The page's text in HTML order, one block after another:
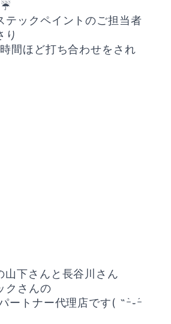
テックペイントのご担当者
り
間ほど打ち合わせをされ
下さんと長谷川さん
クさんの
ートナー代理店です( ˶ｰ̀֊ｰ́